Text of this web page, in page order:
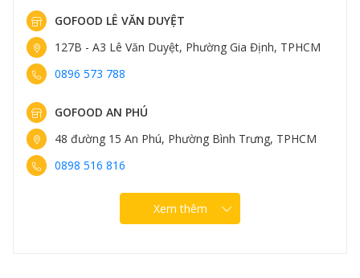
GOFOOD LÊ VĂN DUYỆT
127B - A3 Lê Văn Duyệt, Phường Gia Định, TPHCM
0896 573 788
GOFOOD AN PHÚ
48 đường 15 An Phú, Phường Bình Trưng, TPHCM
0898 516 816
Xem thêm